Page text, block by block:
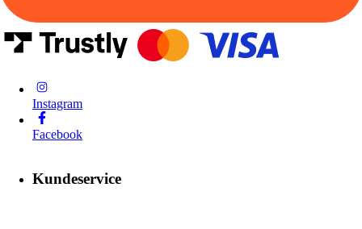
Instagram
Facebook
Kundeservice